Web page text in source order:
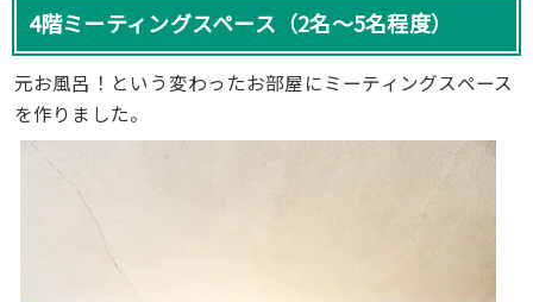
4階ミーティングスペース（2名〜5名程度）
元お風呂！という変わったお部屋にミーティングスペース
を作りました。